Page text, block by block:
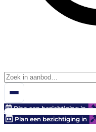
Plan een bezichtiging in
Plan een bezichtiging in